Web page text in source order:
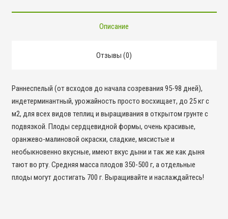
Описание
Отзывы (0)
Раннеспелый (от всходов до начала созревания 95-98 дней),
индетерминантный, урожайность просто восхищает, до 25 кг с
м2, для всех видов теплиц и выращивания в открытом грунте с
подвязкой. Плоды сердцевидной формы, очень красивые,
оранжево-малиновой окраски, сладкие, мясистые и
необыкновенно вкусные, имеют вкус дыни и так же как дыня
тают во рту. Средняя масса плодов 350-500 г, а отдельные
плоды могут достигать 700 г. Выращивайте и наслаждайтесь!